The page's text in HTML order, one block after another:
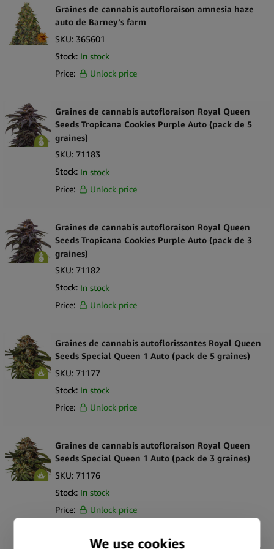
Graines de cannabis autofloraison amnesia haze
auto de Barney’s farm
SKU: 365601
Stock: In stock
Price:
Unlock price
Graines de cannabis autofloraison Royal Queen
Seeds Tropicana Cookies Purple Auto (pack de 5
graines)
SKU: 71183
Stock: In stock
Price:
Unlock price
Graines de cannabis autofloraison Royal Queen
Seeds Tropicana Cookies Purple Auto (pack de 3
graines)
SKU: 71182
Stock: In stock
Price:
Unlock price
Graines de cannabis autoflorissantes Royal Queen
Seeds Special Queen 1 Auto (pack de 5 graines)
SKU: 71177
Stock: In stock
Price:
Unlock price
Graines de cannabis autofloraison Royal Queen
Seeds Special Queen 1 Auto (pack de 3 graines)
SKU: 71176
Stock: In stock
Price:
Unlock price